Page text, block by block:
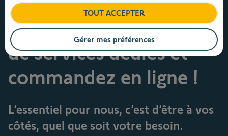
Somfypro, bénéficiez
de services dédiés et
commandez en ligne !
L’essentiel pour nous, c’est d’être à vos
côtés, quel que soit votre besoin.
TOUT ACCEPTER
Gérer mes préférences